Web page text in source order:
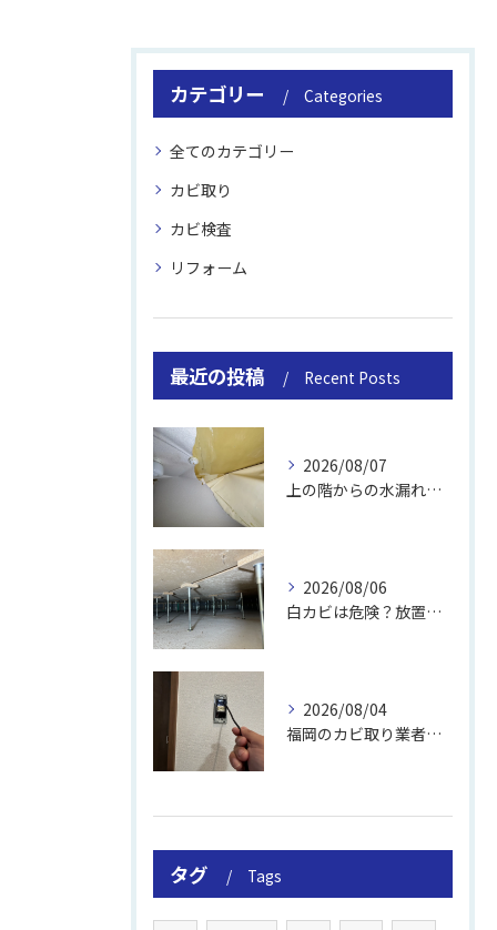
カテゴリー Categories
全てのカテゴリー
カビ取り
カビ検査
リフォーム
最近の投稿 Recent Posts
2026/08/07
上の階からの水漏れでカビ｜対処法と業者
2026/08/06
白カビは危険？放置のリスクと取り方
2026/08/04
福岡のカビ取り業者おすすめの選び方と費用
タグ Tags